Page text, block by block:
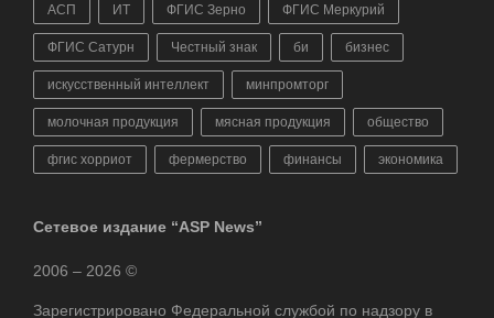
АСП ИТ ФГИС Зерно ФГИС Меркурий
ФГИС Сатурн Честный знак би бизнес
искусственный интеллект минпромторг
молочная продукция мясная продукция общество
фгис хорриот фермерство финансы экономика
Сетевое издание “ASP News”
2006 – 2026 ©
Зарегистрировано Федеральной службой по надзору в